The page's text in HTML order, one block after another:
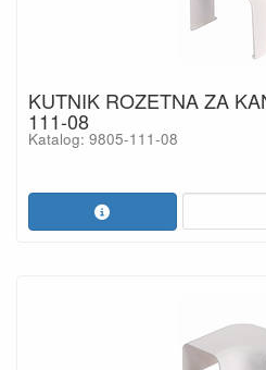
KUTNIK ROZETNA ZA
111-08
Katalog: 9805-111-08